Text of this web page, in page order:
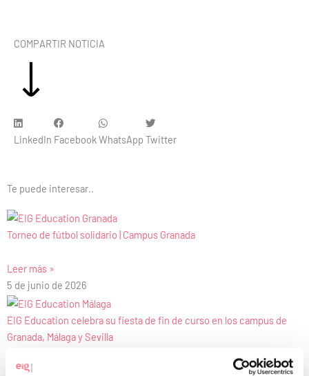
COMPARTIR NOTICIA
LinkedIn FacebookWhatsApp Twitter
Te puede interesar..
Torneo de fútbol solidario | Campus Granada
Leer más »
5 de junio de 2026
EIG Education celebra su fiesta de fin de curso en los campus de
Granada, Málaga y Sevilla
Leer más »